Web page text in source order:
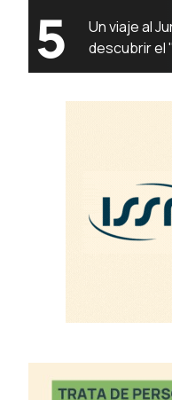
5
Un viaje al
descubrir el